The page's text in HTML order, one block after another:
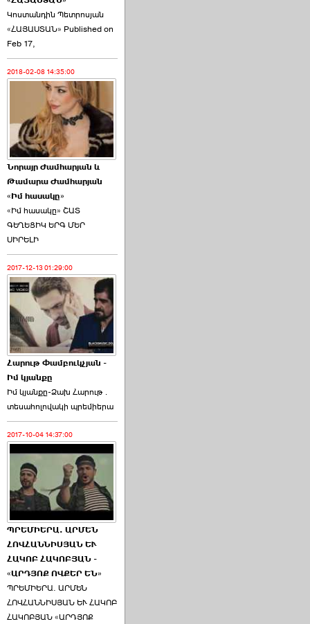
Ծառուկյանի փեսան
վնասել է ›››
2026-06-09 07:11:00
Այս ընդդիմությունը
կվերցնի ›››
Կոստանդին Պետրոսյան
«ՀԱՅԱՍՏԱՆ» Published on
Feb 17,
2018-02-08 14:35:00
Նորայր Ժամհարյան և
Թամարա Ժամհարյան
«Իմ հասակը»
«Իմ հասակը» ՇԱՏ
ԳԵՂԵՑԻԿ ԵՐԳ ՄԵՐ
ՍԻՐԵԼԻ
2017-12-13 01:29:00
Հարութ Փամբուկչյան -
Իմ կյանքը
Իմ կյանքը-Ձախ Հարnւթ․
տեuաhnլnվակի պրեմիերա
2017-10-04 14:37:00
ՊՐԵՄԻԵՐԱ. ԱՐՄԵՆ
ՀՈՎՀԱՆՆԻՍՅԱՆ ԵՒ
ՀԱԿՈԲ ՀԱԿՈԲՅԱՆ -
«ԱՐԴՅՈՔ ՈՎՔԵՐ ԵՆ»
ՊՐԵՄԻԵՐԱ. ԱՐՄԵՆ
ՀՈՎՀԱՆՆԻՍՅԱՆ ԵՒ ՀԱԿՈԲ
ՀԱԿՈԲՅԱՆ «ԱՐԴՅՈՔ